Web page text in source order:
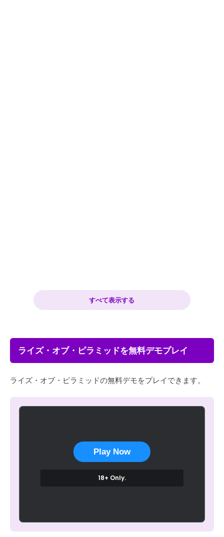
すべて表示する
ライズ・オブ・ピラミッドを無料デモプレイ
ライズ・オブ・ピラミッドの無料デモをプレイできます。
Play Now
18+ Only.